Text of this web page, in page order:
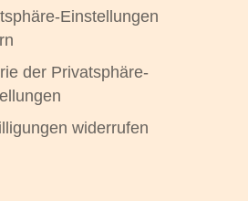
Einstellungen
der Privatsphäre-
widerrufen